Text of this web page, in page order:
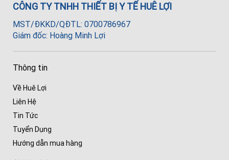
CÔNG TY TNHH THIẾT BỊ Y TẾ HUÊ LỢI
MST/ĐKKD/QĐTL: 0700786967
Giám đốc: Hoàng Minh Lợi
Thông tin
Về Huê Lợi
Liên Hệ
Tin Tức
Tuyển Dụng
Hướng dẫn mua hàng